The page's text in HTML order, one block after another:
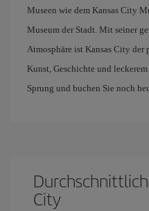
Museen wie dem Kansas City
Museum der Stadt. Mit seiner
Atmosphäre ist Kansas City der
Kunst, Geschichte und
Sprung und buchen Sie noch
City